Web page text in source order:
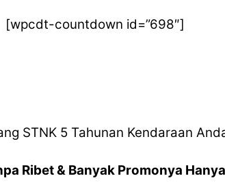
[wpcdt-countdown id=”698″]
STNK 5 Tahunan Kendaraan
Ribet & Banyak Promonya